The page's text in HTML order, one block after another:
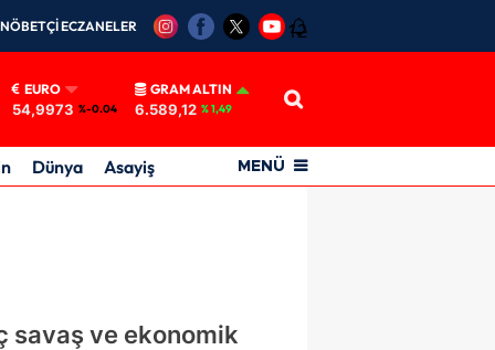
NÖBETÇİ ECZANELER 12
EURO
54,9973 %-0.04
GRAM ALTIN
6.589,12 % 1,49
Dünya Asayiş MENÜ
savaş ve ekonomik